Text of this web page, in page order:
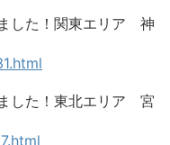
した！関東エリア 神
した！東北エリア 宮